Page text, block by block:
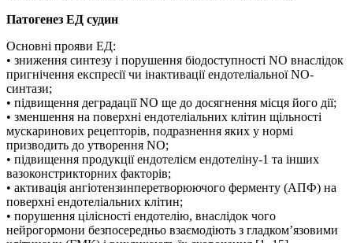
Патогенез ЕД судин
Основні прояви ЕД:
• зниження синтезу і порушення біодоступності NO внаслідок
пригнічення експресії чи інактивації ендотеліальної NO-
синтази;
• підвищення деградації NO ще до досягнення місця його дії;
• зменшення на поверхні ендотеліальних клітин щільності
мускаринових рецепторів, подразнення яких у нормі
призводить до утворення NO;
• підвищення продукції ендотелієм ендотеліну-1 та інших
вазоконстрикторних факторів;
• активація ангіотензинперетворюючого ферменту (АПФ) на
поверхні ендотеліальних клітин;
• порушення цілісності ендотелію, внаслідок чого
нейрогормони безпосередньо взаємодіють з гладком’язовими